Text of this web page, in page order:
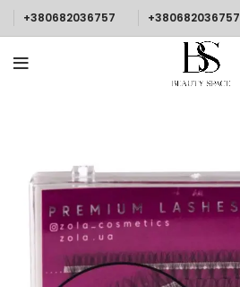
+380682036757 +380682036757